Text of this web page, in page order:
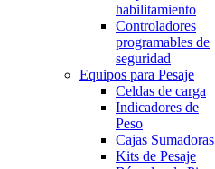
habilitamiento
Controladores
programables de
seguridad
Equipos para Pesaje
Celdas de carga
Indicadores de
Peso
Cajas Sumadoras
Kits de Pesaje